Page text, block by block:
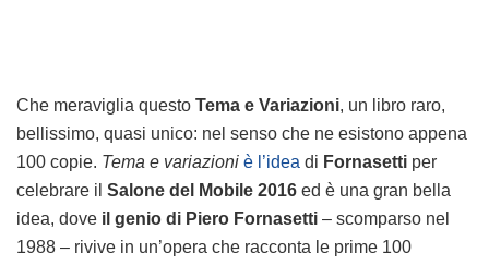
Che meraviglia questo Tema e Variazioni, un libro raro,
bellissimo, quasi unico: nel senso che ne esistono appena
100 copie. Tema e variazioni è l’idea di Fornasetti per
celebrare il Salone del Mobile 2016 ed è una gran bella
idea, dove il genio di Piero Fornasetti – scomparso nel
1988 – rivive in un’opera che racconta le prime 100